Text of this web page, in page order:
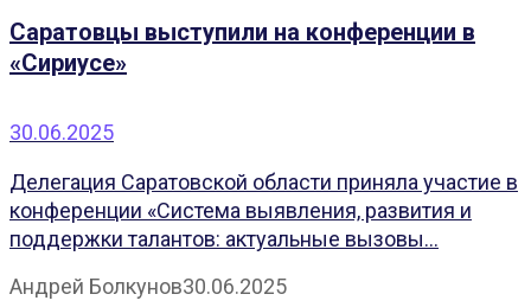
Саратовцы выступили на конференции в
«Сириусе»
30.06.2025
Делегация Саратовской области приняла участие в
конференции «Система выявления, развития и
поддержки талантов: актуальные вызовы...
Андрей Болкунов30.06.2025